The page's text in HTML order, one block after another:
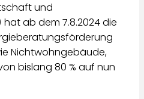
und
hat ab dem 7.8.2024 die
Nichtwohngebäude,
bislang 80 % auf nun